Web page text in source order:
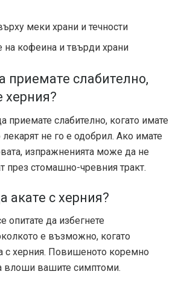
меки храни и течности
на кофеина и твърди храни
приемате слабително,
херния?
приемате слабително, когато имате
не го е одобрил. Ако имате
изпражненията може да не
през стомашно-чревния тракт.
акате с херния?
опитате да избегнете
е възможно, когато
с херния. Повишеното коремно
влоши вашите симптоми.